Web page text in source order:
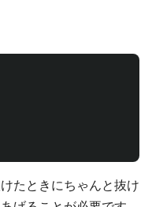
たときにちゃんと抜け